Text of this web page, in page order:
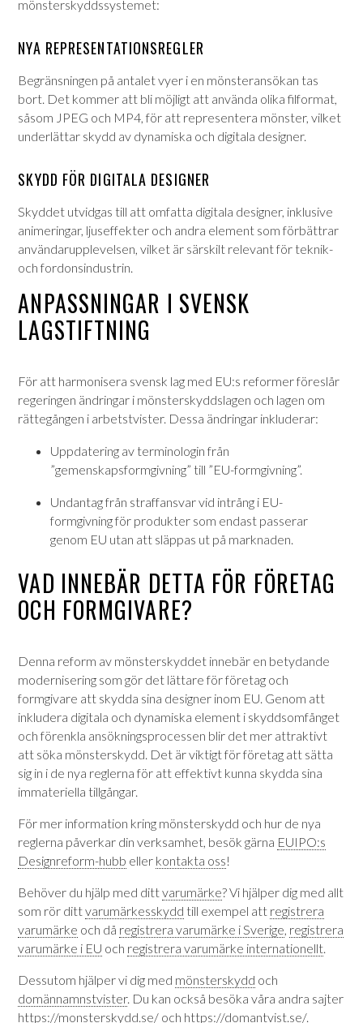
mönsterskyddssystemet:
NYA REPRESENTATIONSREGLER
Begränsningen på antalet vyer i en mönsteransökan tas
bort. Det kommer att bli möjligt att använda olika filformat,
såsom JPEG och MP4, för att representera mönster, vilket
underlättar skydd av dynamiska och digitala designer.
SKYDD FÖR DIGITALA DESIGNER
Skyddet utvidgas till att omfatta digitala designer, inklusive
animeringar, ljuseffekter och andra element som förbättrar
användarupplevelsen, vilket är särskilt relevant för teknik-
och fordonsindustrin.
ANPASSNINGAR I SVENSK
LAGSTIFTNING
För att harmonisera svensk lag med EU:s reformer föreslår
regeringen ändringar i mönsterskyddslagen och lagen om
rättegången i arbetstvister. Dessa ändringar inkluderar:
Uppdatering av terminologin från
”gemenskapsformgivning” till ”EU-formgivning”.
Undantag från straffansvar vid intrång i EU-
formgivning för produkter som endast passerar
genom EU utan att släppas ut på marknaden.
VAD INNEBÄR DETTA FÖR FÖRETAG
OCH FORMGIVARE?
Denna reform av mönsterskyddet innebär en betydande
modernisering som gör det lättare för företag och
formgivare att skydda sina designer inom EU. Genom att
inkludera digitala och dynamiska element i skyddsomfånget
och förenkla ansökningsprocessen blir det mer attraktivt
att söka mönsterskydd. Det är viktigt för företag att sätta
sig in i de nya reglerna för att effektivt kunna skydda sina
immateriella tillgångar.
För mer information kring mönsterskydd och hur de nya
reglerna påverkar din verksamhet, besök gärna EUIPO:s
Designreform-hubb eller kontakta oss!
Behöver du hjälp med dittvarumärke? Vi hjälper dig med allt
som rör dittvarumärkesskydd till exempel att registrera
varumärke och då registrera varumärke i Sverige, registrera
varumärke i EU och registrera varumärke internationellt.
Dessutom hjälper vi dig med mönsterskydd och
domännamnstvister. Du kan också besöka våra andra sajter
https://monsterskydd.se/ och https://domantvist.se/.